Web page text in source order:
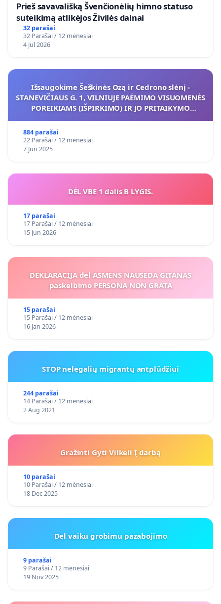
​Prieš savavališką Švenčionėlių himno statuso
suteikimą atlikėjos Živilės dainai
32 parašai
32 Parašai / 12 mėnesiai
4 Jul 2026
Išsaugokime Šeškinės Ozą ir Cedrono slėnį -
STANEVIČIAUS G. 1, VILNIUJE PAĖMIMO VISUOMENĖS
POREIKIAMS (IŠPIRKIMO) IR JO PRITAIKYMO
884 parašai
22 Parašai / 12 mėnesiai
7 Jun 2025
DĖL VBE 1 dalis B LYGIS.
17 parašai
17 Parašai / 12 mėnesiai
15 Jun 2026
DEKLARACIJA del ASMENS NAUSEDA GITANAS
paskelbimo PERSONA NON GRATA
15 parašai
15 Parašai / 12 mėnesiai
16 Jan 2026
STOP nelegalių migrantų antplūdžiui
244 parašai
14 Parašai / 12 mėnesiai
2 Aug 2021
Gražinti Gyti Vilkeli Į darbą
10 parašai
10 Parašai / 12 mėnesiai
18 Dec 2025
Del vaiku grobimu pazabojimo
9 parašai
9 Parašai / 12 mėnesiai
19 Nov 2025